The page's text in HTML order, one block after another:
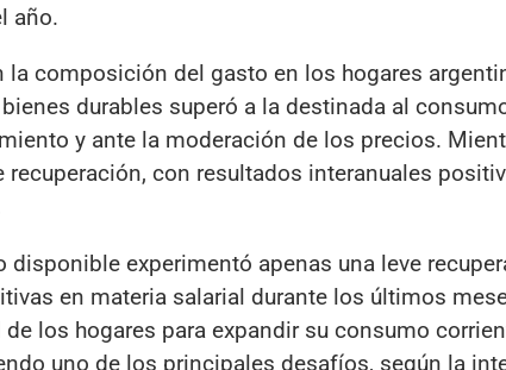
año.
composición del gasto en los hogares
durables superó a la destinada al
y ante la moderación de los precios.
con resultados interanuales
experimentó apenas una leve
en materia salarial durante los últimos
los hogares para expandir su consumo
uno de los principales desafíos, según la